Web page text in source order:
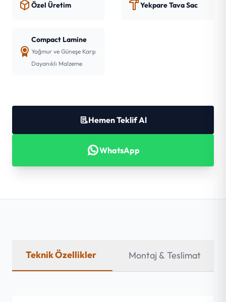
Özel Üretim Yekpare Tava Sac
Compact Lamine
Yağmur ve Güneşe Karşı
Dayanıklı Malzeme
Hemen Teklif Al
WhatsApp
Teknik Özellikler Montaj & Teslimat